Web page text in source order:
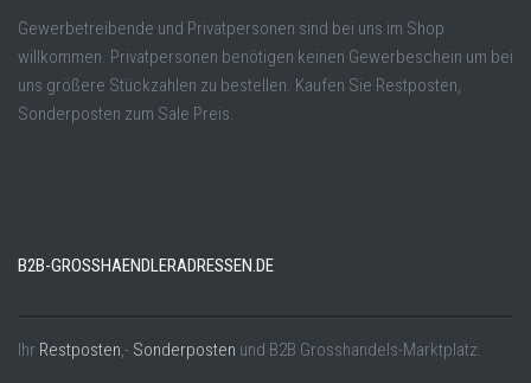
Gewerbetreibende und Privatpersonen sind bei uns im Shop
willkommen. Privatpersonen benötigen keinen Gewerbeschein um bei
uns größere Stückzahlen zu bestellen. Kaufen Sie Restposten,
Sonderposten zum Sale Preis.
B2B-GROSSHAENDLERADRESSEN.DE
Ihr Restposten,- Sonderposten und B2B Grosshandels-Marktplatz.